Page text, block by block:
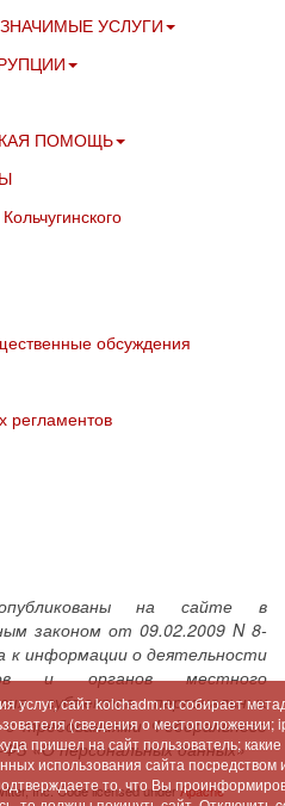
УСЛУГИ
ПОМОЩЬ
обсуждения
регламентов
на сайте в
законом от 09.02.2009 N 8-
к информации о деятельности
и органов местного
субъектов персональных
требованиями Федерального
«О персональных данных»
Inc. Code licensed underApache
услуг, сайт kolchadm.ru собирает
(сведения о местоположении;
пришел на сайт пользователь;
использования сайта
то, что Вы